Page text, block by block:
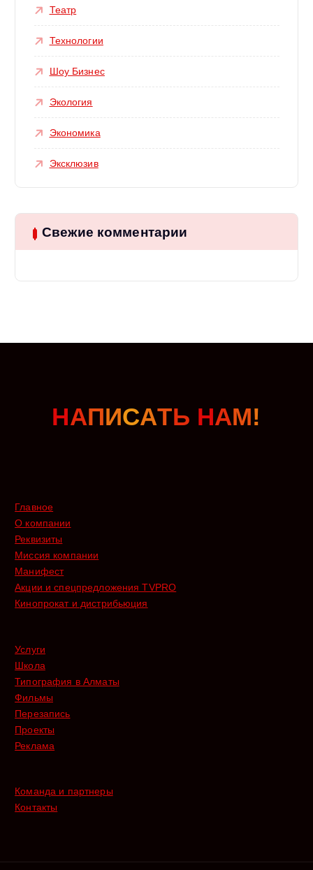
Театр
Технологии
Шоу Бизнес
Экология
Экономика
Эксклюзив
Свежие комментарии
НАПИСАТЬ НАМ!
Главное
О компании
Реквизиты
Миссия компании
Манифест
Акции и спецпредложения TVPRO
Кинопрокат и дистрибьюция
Услуги
Школа
Типография в Алматы
Фильмы
Перезапись
Проекты
Реклама
Команда и партнеры
Контакты